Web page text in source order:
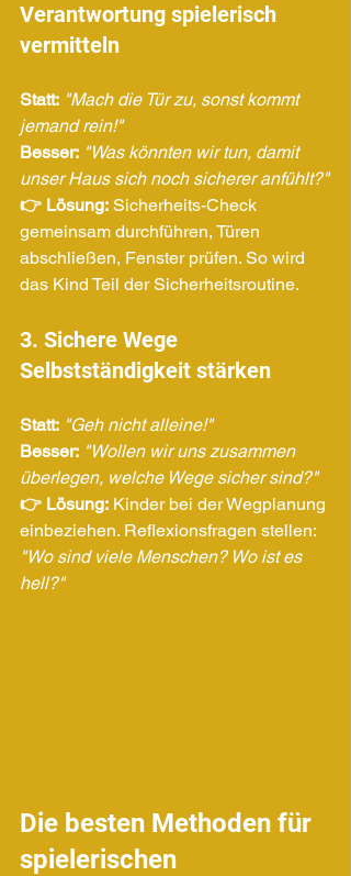
Verantwortung spielerisch
vermitteln
Statt: "Mach die Tür zu, sonst kommt
jemand rein!"
Besser: "Was könnten wir tun, damit
unser Haus sich noch sicherer anfühlt?"
👉 Lösung: Sicherheits-Check
gemeinsam durchführen, Türen
abschließen, Fenster prüfen. So wird
das Kind Teil der Sicherheitsroutine.
3. Sichere Wege
Selbstständigkeit stärken
Statt: "Geh nicht alleine!"
Besser: "Wollen wir uns zusammen
überlegen, welche Wege sicher sind?"
👉 Lösung: Kinder bei der Wegplanung
einbeziehen. Reflexionsfragen stellen:
"Wo sind viele Menschen? Wo ist es
hell?"
Die besten Methoden für
spielerischen